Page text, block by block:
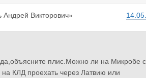
Андрей Викторович»
плис.Можно ли на Микробе с
на КЛД проехать через Латвию или